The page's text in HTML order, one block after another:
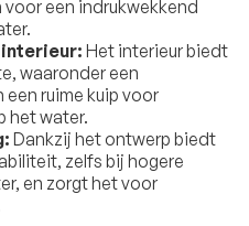
een indrukwekkend
Het interieur biedt
waaronder een
ruime kuip voor
het water.
Dankzij het ontwerp biedt
zelfs bij hogere
en zorgt het voor